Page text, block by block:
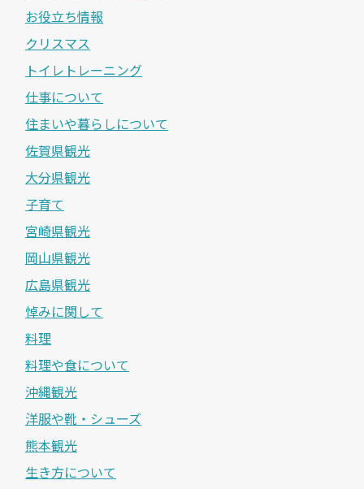
お役立ち情報
クリスマス
トイレトレーニング
仕事について
住まいや暮らしについて
佐賀県観光
大分県観光
子育て
宮崎県観光
岡山県観光
広島県観光
悼みに関して
料理
料理や食について
沖縄観光
洋服や靴・シューズ
熊本観光
生き方について